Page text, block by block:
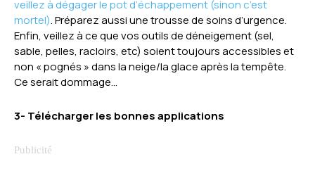
veillez à dégager le pot d’échappement (sinon c’est
mortel). Préparez aussi une trousse de soins d’urgence.
Enfin, veillez à ce que vos outils de déneigement (sel,
sable, pelles, racloirs, etc) soient toujours accessibles et
non « pognés » dans la neige/la glace après la tempête.
Ce serait dommage…
3- Télécharger les bonnes applications